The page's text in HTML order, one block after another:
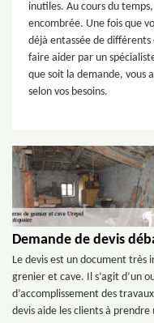
inutiles. Au cours du
encombrée. Une fois que
déjà entassée de
faire aider par un
que soit la demande, vous
selon vos besoins.
Demande de devis
Le devis est un document très
grenier et cave. Il s’agit d’un
d’accomplissement des
devis aide les clients à